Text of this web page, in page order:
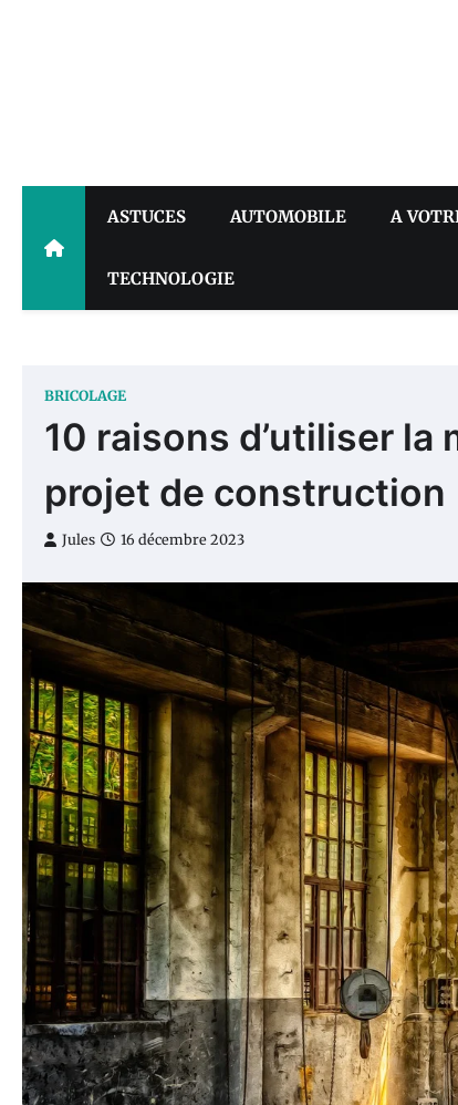
ASTUCES AUTOMOBILE A
TECHNOLOGIE
BRICOLAGE
10 raisons d’utiliser
projet de construction
Jules 16 décembre 2023